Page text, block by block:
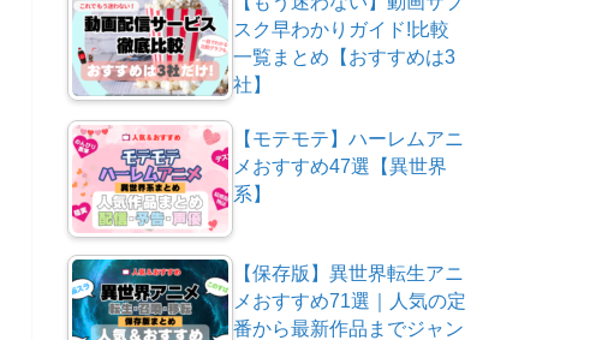
スク早わかりガイド!比較
一覧まとめ【おすすめは3
社】
【モテモテ】ハーレムアニ
メおすすめ47選【異世界
系】
【保存版】異世界転生アニ
メおすすめ71選｜人気の定
番から最新作品までジャン